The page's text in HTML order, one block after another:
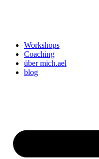
Workshops
Coaching
über mich.ael
blog